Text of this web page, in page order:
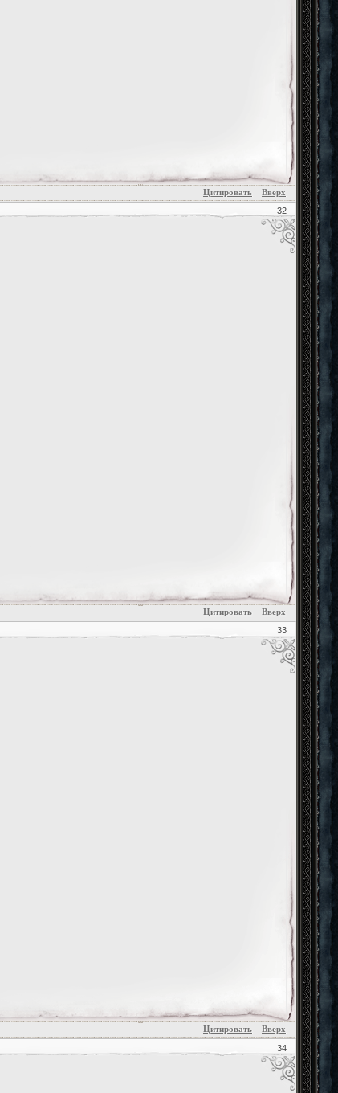
Цитировать Вверх
32
Цитировать Вверх
33
Цитировать Вверх
34